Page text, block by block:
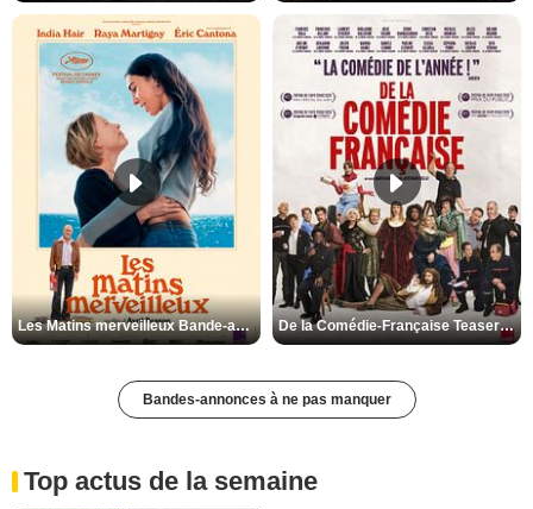
Les Matins merveilleux Bande-annonce VF De la Comédie-Française Teaser VF
Bandes-annonces à ne pas manquer
Top actus de la semaine